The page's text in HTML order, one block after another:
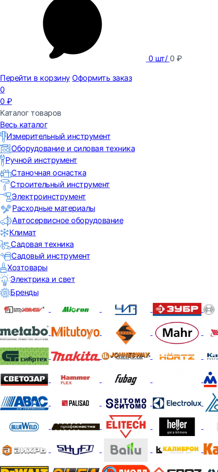
0 шт/ 0 ₽
Перейти в корзину Оформить заказ
0
0 ₽
Каталог товаров
Весь каталог
Измерительный инструмент
Оборудование и силовая техника
Ручной инструмент
Станочная оснастка
Строительный инструмент
Электроинструмент
Расходные материалы
Автосервисное оборудование
Климат
Садовая техника
Садовый инструмент
Хозтовары
Электрика и свет
Бренды